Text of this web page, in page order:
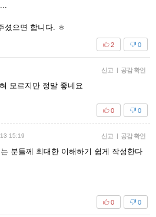
셨으면 합니다. ㅎ
0
2
신고 | 공감 확인
모르지만 정말 좋네요
0
0
15:19 신고 | 공감 확인
분들께 최대한 이해하기 쉽게 작성한다
0
0